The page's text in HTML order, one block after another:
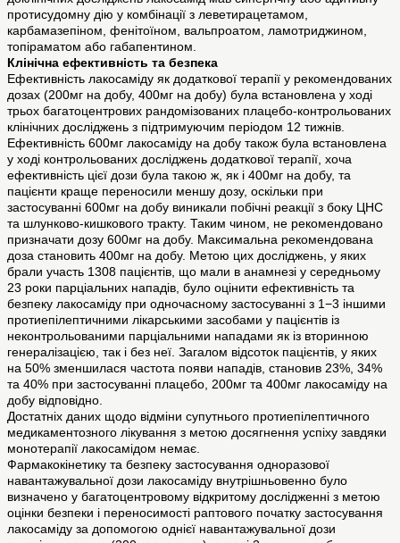
протисудомну дію у комбінації з леветирацетамом,
карбамазепіном, фенітоїном, вальпроатом, ламотриджином,
топіраматом або габапентином.
Клінічна ефективність та безпека
Ефективність лакосаміду як додаткової терапії у рекомендованих
дозах (200мг на добу, 400мг на добу) була встановлена у ході
трьох багатоцентрових рандомізованих плацебо-контрольованих
клінічних досліджень з підтримуючим періодом 12 тижнів.
Ефективність 600мг лакосаміду на добу також була встановлена
у ході контрольованих досліджень додаткової терапії, хоча
ефективність цієї дози була такою ж, як і 400мг на добу, та
пацієнти краще переносили меншу дозу, оскільки при
застосуванні 600мг на добу виникали побічні реакції з боку ЦНС
та шлунково-кишкового тракту. Таким чином, не рекомендовано
призначати дозу 600мг на добу. Максимальна рекомендована
доза становить 400мг на добу. Метою цих досліджень, у яких
брали участь 1308 пацієнтів, що мали в анамнезі у середньому
23 роки парціальних нападів, було оцінити ефективність та
безпеку лакосаміду при одночасному застосуванні з 1−3 іншими
протиепілептичними лікарськими засобами у пацієнтів із
неконтрольованими парціальними нападами як із вторинною
генералізацією, так і без неї. Загалом відсоток пацієнтів, у яких
на 50% зменшилася частота появи нападів, становив 23%, 34%
та 40% при застосуванні плацебо, 200мг та 400мг лакосаміду на
добу відповідно.
Достатніх даних щодо відміни супутнього протиепілептичного
медикаментозного лікування з метою досягнення успіху завдяки
монотерапії лакосамідом немає.
Фармакокінетику та безпеку застосування одноразової
навантажувальної дози лакосаміду внутрішньовенно було
визначено у багатоцентровому відкритому дослідженні з метою
оцінки безпеки і переносимості раптового початку застосування
лакосаміду за допомогою однієї навантажувальної дози